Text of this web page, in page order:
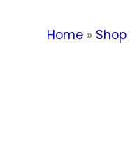
Home » Shop